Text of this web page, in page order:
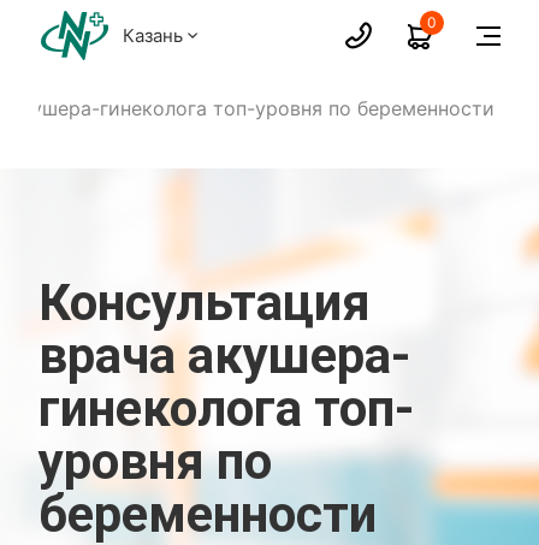
Казань
0
акушера-гинеколога топ-уровня по беременности
Консультация
врача акушера-
гинеколога топ-
уровня по
беременности